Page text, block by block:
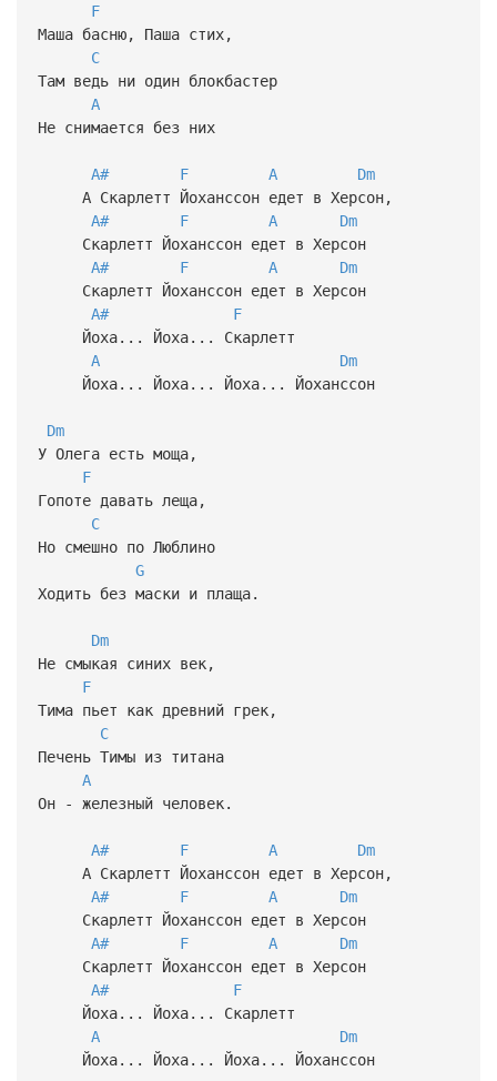
F
Маша басню, Паша стих,
C
Там ведь ни один блокбастер
A
Не снимается без них
A# F A
Dm
А Скарлетт Йоханссон едет в Херсон,
A#
F A
Dm
Скарлетт Йоханссон едет в Херсон
A#
F A
Dm
Скарлетт Йоханссон едет в Херсон
A#
F
Йоха... Йоха... Скарлетт
A
Dm
Йоха... Йоха... Йоха... Йоханссон
Dm
У Олега есть моща,
F
Гопоте давать леща,
C
Но смешно по Люблино
G
Ходить без маски и плаща.
Dm
Не смыкая синих век,
F
Тима пьет как древний грек,
C
Печень Тимы из титана
A
Он - железный человек.
A# F A
Dm
А Скарлетт Йоханссон едет в Херсон,
A#
F A
Dm
Скарлетт Йоханссон едет в Херсон
A#
F A
Dm
Скарлетт Йоханссон едет в Херсон
A#
F
Йоха... Йоха... Скарлетт
A
Dm
Йоха... Йоха... Йоха... Йоханссон